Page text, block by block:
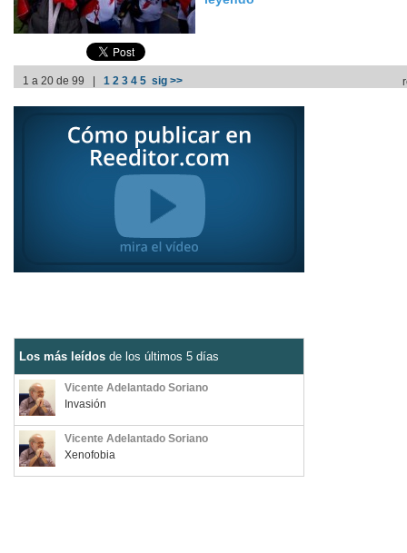
1 a 20 de 99 | 1 2 3 4 5 sig >>
Los más leídos de los últimos 5 días
Vicente Adelantado Soriano
Invasión
Vicente Adelantado Soriano
Xenofobia